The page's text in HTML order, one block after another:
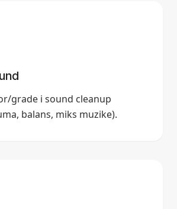
grade i sound cleanup
balans, miks muzike).